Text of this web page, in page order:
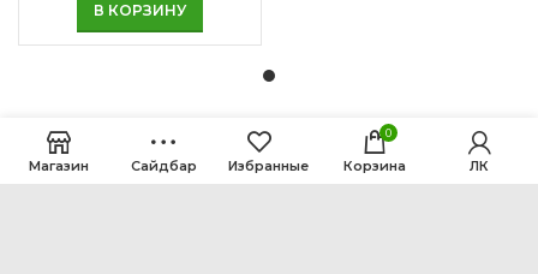
В КОРЗИНУ
Магазин Сайдбар Избранные
0
Корзина ЛК